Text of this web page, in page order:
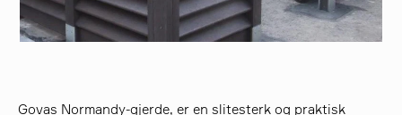
Govas Normandy-gjerde, er en slitesterk og praktisk